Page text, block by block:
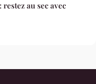
au sec avec